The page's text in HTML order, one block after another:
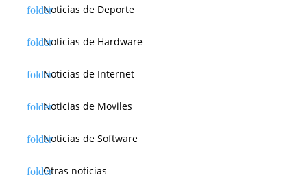
Noticias de Deporte
Noticias de Hardware
Noticias de Internet
Noticias de Moviles
Noticias de Software
Otras noticias